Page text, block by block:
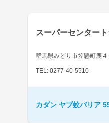
取扱店検索はこちら
スーパーセンター
群馬県みどり市笠懸町鹿４
TEL: 0277-40-5510
カダン ヤブ蚊バリア